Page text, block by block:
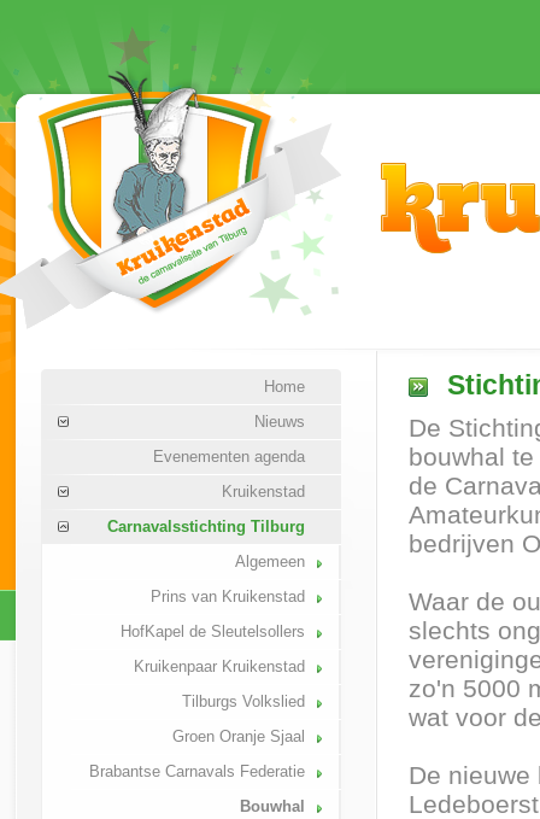
Home
Nieuws
Evenementen agenda
Kruikenstad
Carnavalsstichting Tilburg
Algemeen
Prins van Kruikenstad
HofKapel de Sleutelsollers
Kruikenpaar Kruikenstad
Tilburgs Volkslied
Groen Oranje Sjaal
Brabantse Carnavals Federatie
Bouwhal
De
bouwhal
de
bedrijven
Waar de
slechts
zo'n 5000
wat voor
De nieuwe